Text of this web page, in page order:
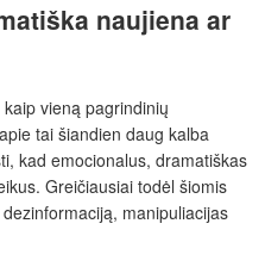
naujiena ar
vieną pagrindinių
tai šiandien daug kalba
kad emocionalus, dramatiškas
Greičiausiai todėl šiomis
manipuliacijas